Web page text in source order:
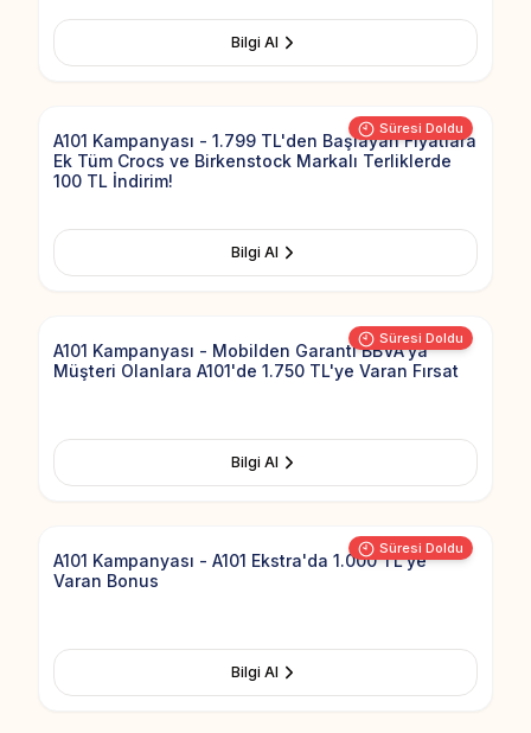
Bilgi Al
Süresi Doldu
Add to
A101 Kampanyası - 1.799 TL'den Başlayan Fiyatlara
Ek Tüm Crocs ve Birkenstock Markalı Terliklerde
100 TL İndirim!
Bilgi Al
Süresi Doldu
Add to
A101 Kampanyası - Mobilden Garanti BBVA'ya
Müşteri Olanlara A101'de 1.750 TL'ye Varan Fırsat
Bilgi Al
Süresi Doldu
Add to
A101 Kampanyası - A101 Ekstra'da 1.000 TL'ye
Varan Bonus
Bilgi Al
Add to